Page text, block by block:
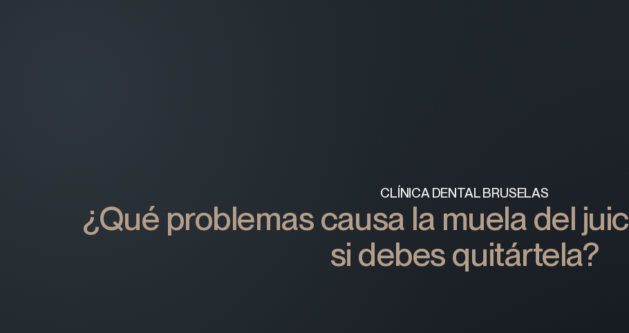
CLÍNICA DENTAL BRUSELAS
¿Qué problemas causa la muela del
si debes quitártela?